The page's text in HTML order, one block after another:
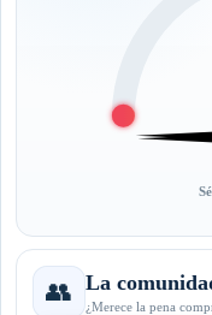
👥 La
¿Merece la pena